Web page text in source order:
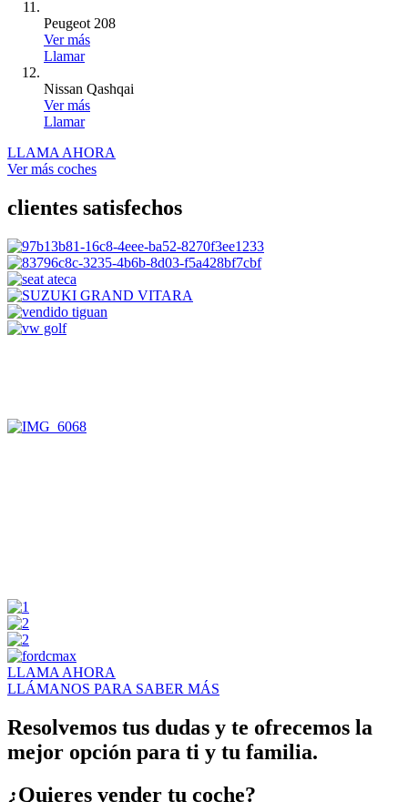
Peugeot 208
Ver más
Llamar
Nissan Qashqai
Ver más
Llamar
LLAMA AHORA
Ver más coches
clientes satisfechos
LLAMA AHORA
LLÁMANOS PARA SABER MÁS
Resolvemos tus dudas y te ofrecemos la
mejor opción para ti y tu familia.
¿Quieres vender tu coche?